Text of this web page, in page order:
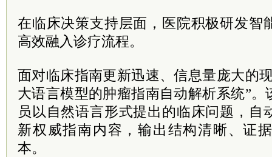
在临床决策支持层面，医院积极研发智
高效融入诊疗流程。
面对临床指南更新迅速、信息量庞大的
大语言模型的肿瘤指南自动解析系统”
员以自然语言形式提出的临床问题，自
新权威指南内容，输出结构清晰、证
本。